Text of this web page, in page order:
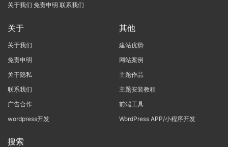
关于我们 免责申明 联系我们
关于
关于我们
免责申明
关于隐私
联系我们
广告合作
wordpress开发
其他
建站优势
网站案例
主题作品
主题安装教程
前端工具
WordPress APP/小程序开发
搜索